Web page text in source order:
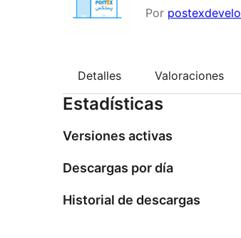
Por
Detalles Valoraciones
Estadísticas
Versiones activas
Descargas por día
Historial de descargas